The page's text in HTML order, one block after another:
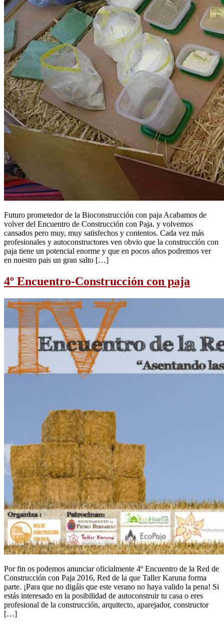
Futuro prometedor de la Bioconstrucción con paja Acabamos de
volver del Encuentro de Construcción con Paja. y volvemos
cansados pero muy, muy satisfechos y contentos. Cada vez más
profesionales y autoconstructores ven obvio que la construcción con
paja tiene un potencial enorme y que en pocos años podremos ver
en nuestro pais un gran salto […]
4º Encuentro-Construcción con paja
Por fin os podemos anunciar oficialmente 4º Encuentro de la Red de
Construcción con Paja 2016, Red de la que Taller Karuna forma
parte. ¡Para que no digáis que este verano no haya valido la pena! Si
estás interesado en la posibilidad de autoconstruir tu casa o eres
profesional de la construcción, arquitecto, aparejador, constructor
[…]